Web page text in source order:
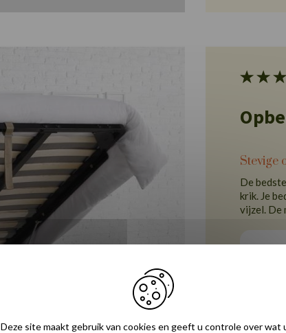
Stevige
De
krik. Je
vijzel. De
Deze site maakt gebruik van cookies en geeft u controle over wat